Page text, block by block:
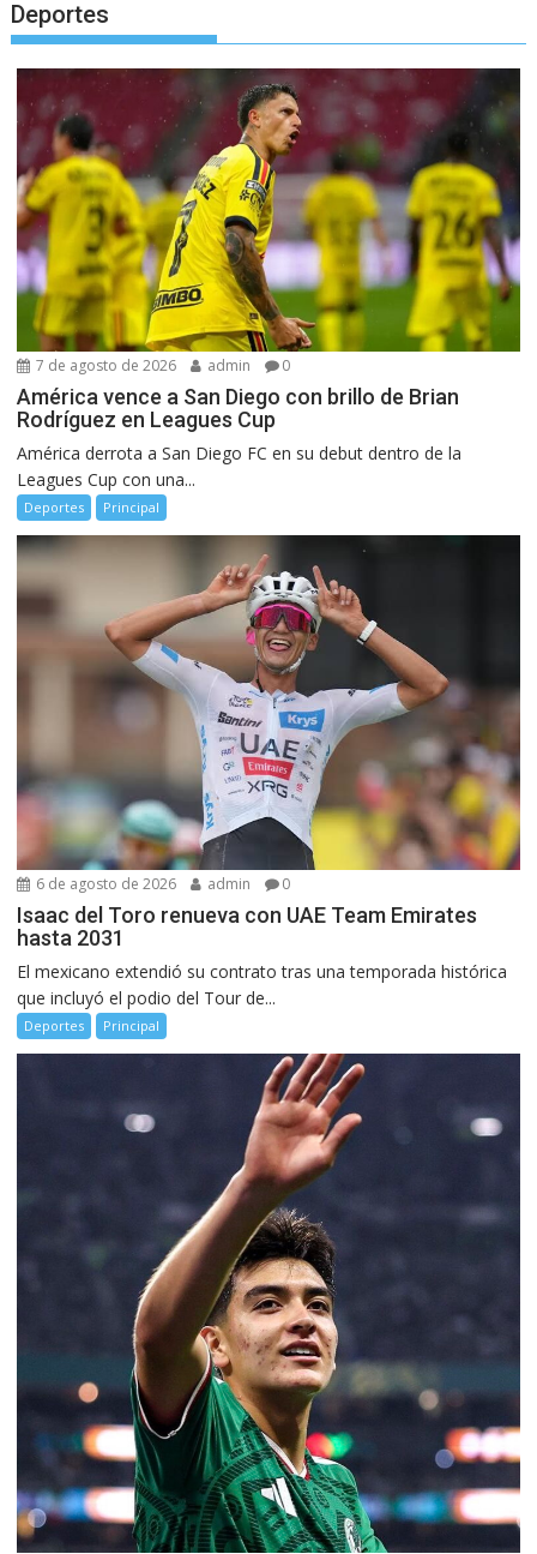
Deportes
7 de agosto de 2026 admin 0
América vence a San Diego con brillo de Brian
Rodríguez en Leagues Cup
América derrota a San Diego FC en su debut dentro de la
Leagues Cup con una...
Deportes Principal
6 de agosto de 2026 admin 0
Isaac del Toro renueva con UAE Team Emirates
hasta 2031
El mexicano extendió su contrato tras una temporada histórica
que incluyó el podio del Tour de...
Deportes Principal